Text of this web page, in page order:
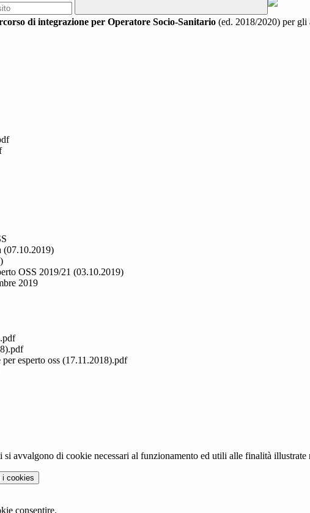
di integrazione per Operatore Socio-Sanitario (ed. 2018/2020) per gli
(07.10.2019)
OSS 2019/21 (03.10.2019)
2019
esperto oss (17.11.2018).pdf
avvalgono di cookie necessari al funzionamento ed utili alle finalità illustrate
i cookies
consentire.